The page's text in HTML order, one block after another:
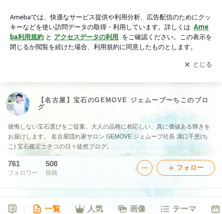
アプリをダウンロードして ブログの更新通知
を受け取りまし
ょう。
開く
【名古屋】宝石のGEMOVE ジェムーブ〜ちこのブロ
グ
後悔しない宝石選びをご提案。大人の品格に相応しい、真に価値ある輝きを
お届けします。 名古屋隠れ家サロン GEMOVE ジェムーブ社長 溝口千恵(ち
こ) 宝石鑑定士チコの日々徒然ブログ。
761
フォロワー
508
投稿
フォロー
一覧 人気 画像 テーマ